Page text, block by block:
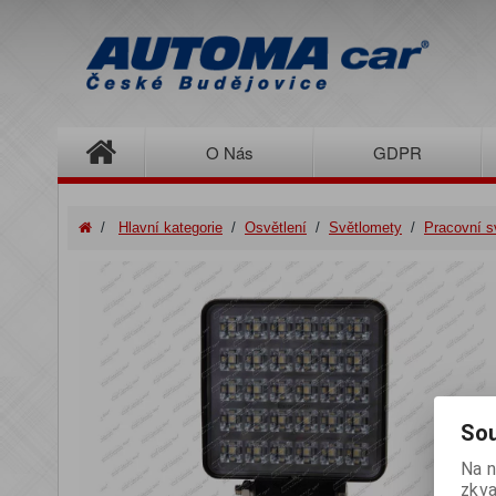
O Nás GDPR
/ Hlavní kategorie / Osvětlení / Světlomety / Pracovní
Na